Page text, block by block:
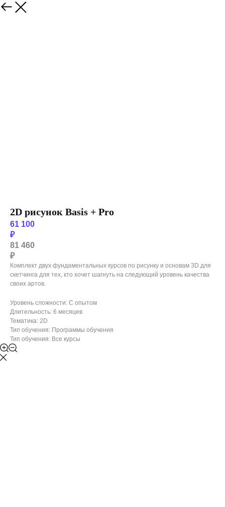
2D рисунок Basis + Pro
61 100
₽
81 460
₽
Комплект двух фундаментальных курсов по рисунку и основам 3D для
скетчинга для тех, кто хочет шагнуть на следующий уровень качества
своих артов.
Уровень сложности: С опытом
Длительность: 6 месяцев
Тематика: 2D
Тип обучения: Программы обучения
Тип обучения: Все курсы